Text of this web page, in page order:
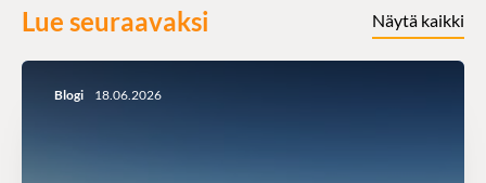
Lue seuraavaksi Näytä kaikki
Blogi 18.06.2026